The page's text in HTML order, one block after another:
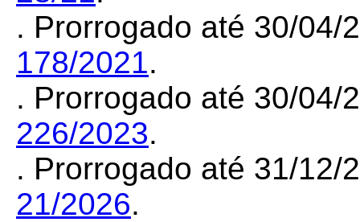
. Prorrogado até 30/04/
178/2021.
. Prorrogado até 30/04/
226/2023.
. Prorrogado até 31/12/
21/2026.